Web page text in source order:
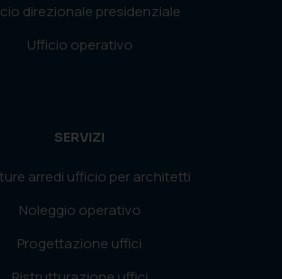
direzionale presidenziale
Ufficio operativo
SERVIZI
arredi ufficio per architetti
Noleggio operativo
Progettazione uffici